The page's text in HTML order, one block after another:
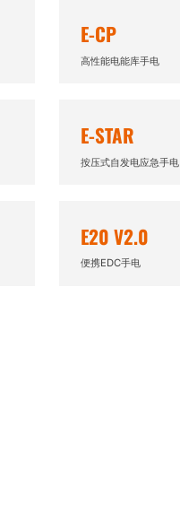
E-CP
高性能电能库手电
E-STAR
按压式自发电应急手电
E20 V2.0
便携EDC手电